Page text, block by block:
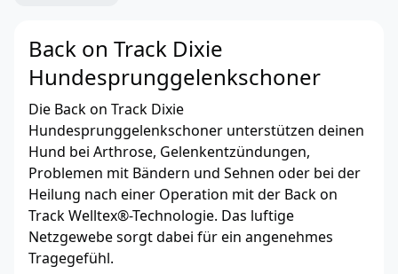
Back on Track Dixie
Hundesprunggelenkschoner
Die Back on Track Dixie
Hundesprunggelenkschoner unterstützen deinen
Hund bei Arthrose, Gelenkentzündungen,
Problemen mit Bändern und Sehnen oder bei der
Heilung nach einer Operation mit der Back on
Track Welltex®-Technologie. Das luftige
Netzgewebe sorgt dabei für ein angenehmes
Tragegefühl.